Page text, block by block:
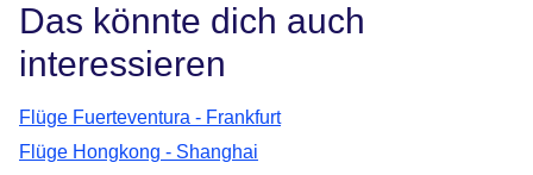
Das könnte dich auch
interessieren
Flüge Fuerteventura - Frankfurt
Flüge Hongkong - Shanghai